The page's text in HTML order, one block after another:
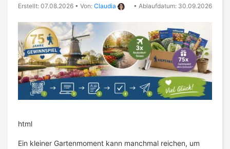
Erstellt: 07.08.2026 • Von: Claudia • Ablaufdatum: 30.09.2026
html
Ein kleiner Gartenmoment kann manchmal reichen, um